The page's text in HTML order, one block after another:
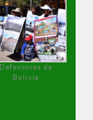
Defensoras de
Bolivia